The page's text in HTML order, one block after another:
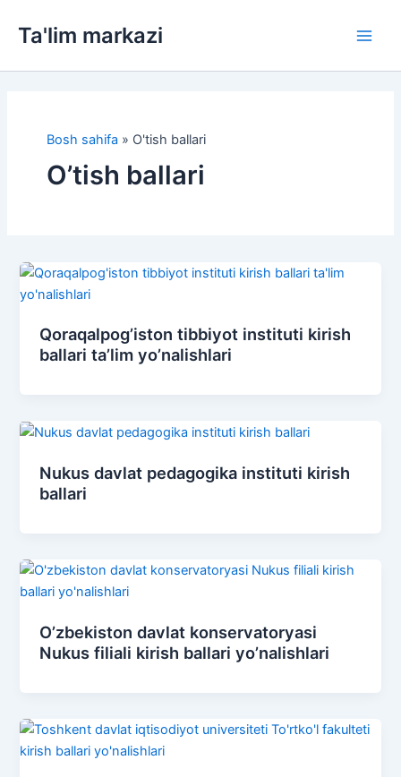
Ta'lim markazi
Bosh sahifa » O'tish ballari
O’tish ballari
Qoraqalpog’iston tibbiyot instituti kirish
ballari ta’lim yo’nalishlari
Nukus davlat pedagogika instituti kirish
ballari
O’zbekiston davlat konservatoryasi
Nukus filiali kirish ballari yo’nalishlari